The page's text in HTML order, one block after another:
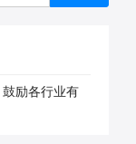
励各行业有